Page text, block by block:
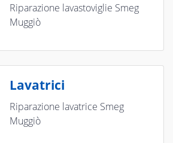
Riparazione lavastoviglie Smeg
Muggiò
Lavatrici
Riparazione lavatrice Smeg
Muggiò